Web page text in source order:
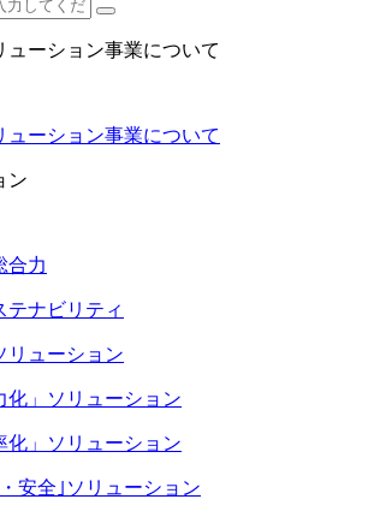
ューション事業について
ューション事業について
ン
合力
テナビリティ
リューション
化」ソリューション
化」ソリューション
安全｣ソリューション